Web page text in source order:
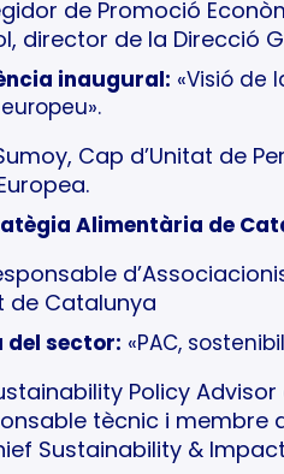
de Promoció
director de la Direcció
inaugural: «Visió de
Cap d’Unitat de
Alimentària de
de Catalunya
del sector: «PAC,
Policy
tècnic i membre
Sustainability &